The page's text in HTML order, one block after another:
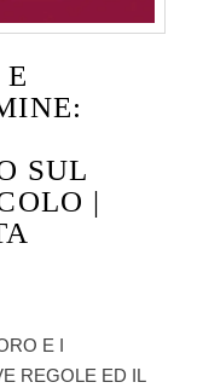
SUL
|
E I
REGOLE ED IL